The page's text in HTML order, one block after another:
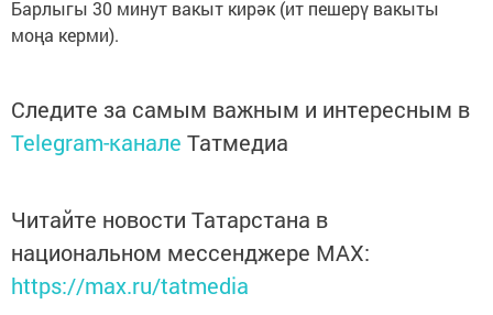
Барлыгы 30 минут вакыт кирәк (ит пешерү вакыты
моңа керми).
Следите за самым важным и интересным в
Telegram-канале Татмедиа
Читайте новости Татарстана в
национальном мессенджере MАХ:
https://max.ru/tatmedia